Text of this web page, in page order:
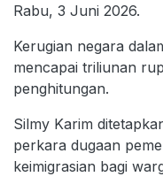
Rabu, 3 Juni 2026.
Kerugian negara
mencapai triliunan
penghitungan.
Silmy Karim
perkara dugaan
keimigrasian bagi